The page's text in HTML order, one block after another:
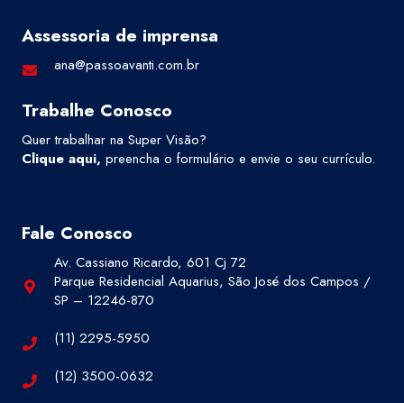
Assessoria de imprensa
ana@passoavanti.com.br
Trabalhe Conosco
Quer trabalhar na Super Visão?
Clique aqui, preencha o formulário e envie o seu currículo.
Fale Conosco
Av. Cassiano Ricardo, 601 Cj 72
Parque Residencial Aquarius, São José dos Campos /
SP – 12246-870
(11) 2295-5950
(12) 3500-0632